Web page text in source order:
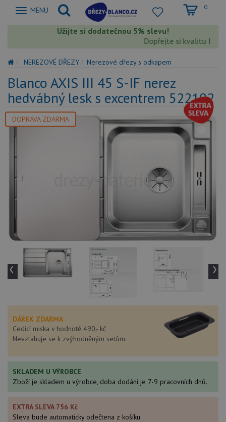
Zobrazit
MENU 0
Užijte si dodatečnou 5% slevu!
Dopřejte si kvalitu
NEREZOVÉ DŘEZY Nerezové dřezy s odkapem
Blanco AXIS III 45 S-IF nerez
hedvábný lesk s excentrem 522102
DOPRAVA ZDARMA
‹ ›
DÁREK ZDARMA
Cedící miska v hodnotě 490,- kč
Nevztahuje se k zvýhodněným setům.
SKLADEM U VÝROBCE
Zboží je skladem u výrobce, doba dodání je 7-9 pracovních dnů.
EXTRA SLEVA 756 Kč
Sleva bude automaticky odečtena z košíku